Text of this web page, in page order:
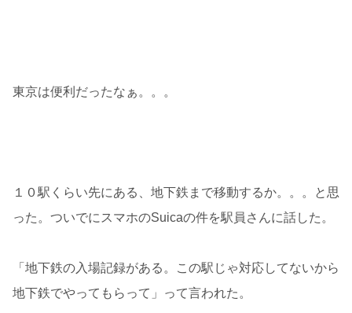
東京は便利だったなぁ。。。
１０駅くらい先にある、地下鉄まで移動するか。。。と思
った。ついでにスマホのSuicaの件を駅員さんに話した。
「地下鉄の入場記録がある。この駅じゃ対応してないから
地下鉄でやってもらって」って言われた。